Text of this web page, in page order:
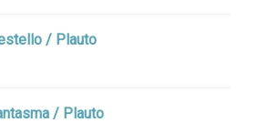
/ Plauto
/ Plauto